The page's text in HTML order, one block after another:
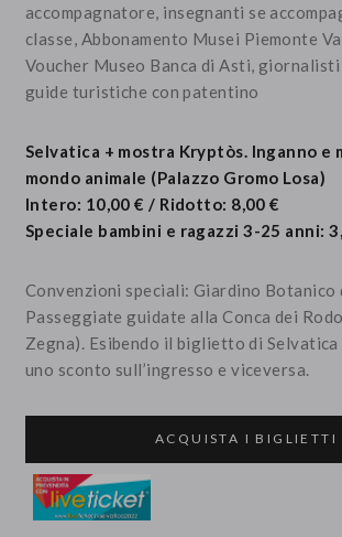
accompagnatore, insegnanti se
classe, Abbonamento Musei Piemonte
Voucher Museo Banca di Asti, giornalisti
guide turistiche con patentino
Selvatica + mostra Kryptòs. Inganno e
mondo animale (Palazzo Gromo Losa)
Intero: 10,00 € / Ridotto: 8,00 €
Speciale bambini e ragazzi 3-25 anni:
Convenzioni speciali: Giardino Botanico
Passeggiate guidate alla Conca dei
Zegna). Esibendo il biglietto di
uno sconto sull’ingresso e viceversa.
ACQUISTA I BIGLIETTI